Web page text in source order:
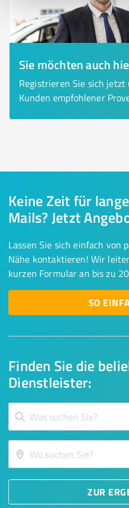
Sie möchten auch
Registrieren Sie sich jetzt
Kunden empfohlener
Finden Sie die
Dienstleister:
ZUR
Keine Zeit für
Mails? Jetzt
Lassen Sie sich einfach von
Nähe kontaktieren! Wir
kurzen Formular an bis zu
SO